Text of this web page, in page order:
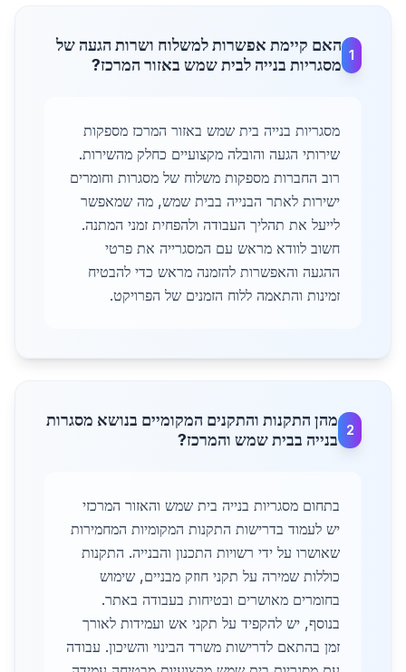
1
האם קיימת אפשרות למשלוח ושרות הגעה של
מסגריות בנייה לבית שמש באזור המרכז?
מסגריות בנייה בית שמש באזור המרכז מספקות
שירותי הגעה והובלה מקצועיים כחלק מהשירות.
רוב החברות מספקות משלוח של מסגרות וחומרים
ישירות לאתר הבנייה בבית שמש, מה שמאפשר
לייעל את תהליך העבודה ולהפחית זמני המתנה.
חשוב לוודא מראש עם המסגרייה את פרטי
ההגעה והאפשרות להזמנה מראש כדי להבטיח
זמינות והתאמה ללוח הזמנים של הפרויקט.
2
מהן התקנות והתקנים המקומיים בנושא מסגרות
בנייה בבית שמש והמרכז?
בתחום מסגריות בנייה בית שמש והאזור המרכזי
יש לעמוד בדרישות התקנות המקומיות המחמירות
שאושרו על ידי רשויות התכנון והבנייה. התקנות
כוללות שמירה על תקני חוזק מבניים, שימוש
בחומרים מאושרים ובטיחות בעבודה באתר.
בנוסף, יש להקפיד על תקני אש ועמידות לאורך
זמן בהתאם לדרישות משרד הבינוי והשיכון. עבודה